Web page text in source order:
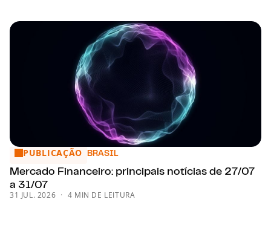
Mercado Financeiro: principais notícias de 27/07 a 31/07
PUBLICAÇÃO BRASIL
Mercado Financeiro: principais notícias de 27/07
a 31/07
31 JUL. 2026 4 MIN DE LEITURA